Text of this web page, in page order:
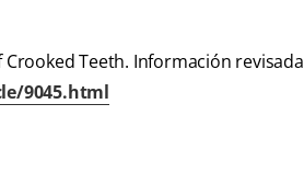
Crooked Teeth. Información revisada
9045.html